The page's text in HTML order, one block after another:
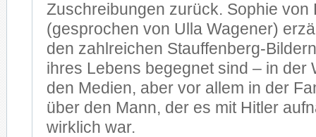
Zuschreibungen zurück. Sophie von
(gesprochen von Ulla Wagener)
den zahlreichen Stauffenberg-
ihres Lebens begegnet sind – in der
den Medien, aber vor allem in der
über den Mann, der es mit Hitler
wirklich war.